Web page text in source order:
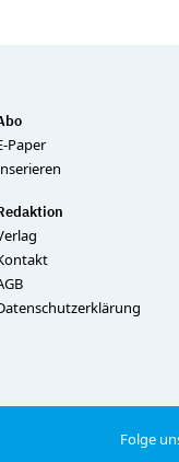
Paper
Folge